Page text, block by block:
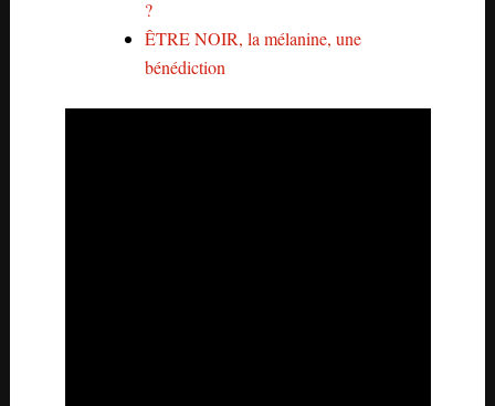
?
ÊTRE NOIR, la mélanine, une
bénédiction